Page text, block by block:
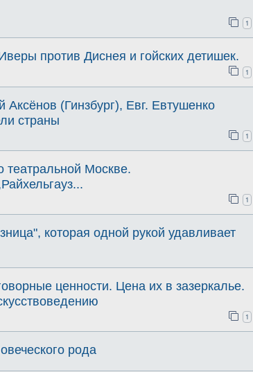
1
против Диснея и гойских детишек.
1
(Гинзбург), Евг. Евтушенко
страны
1
театральной Москве.
1
которая одной рукой удавливает
ценности. Цена их в зазеркалье.
1
рода